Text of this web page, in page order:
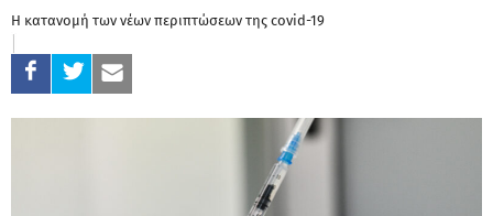
Η κατανομή των νέων περιπτώσεων της covid-19